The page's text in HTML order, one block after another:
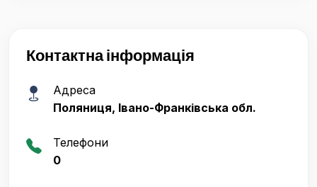
Контактна інформація
Адреса
Поляниця, Івано-Франківська обл.
Телефони
0